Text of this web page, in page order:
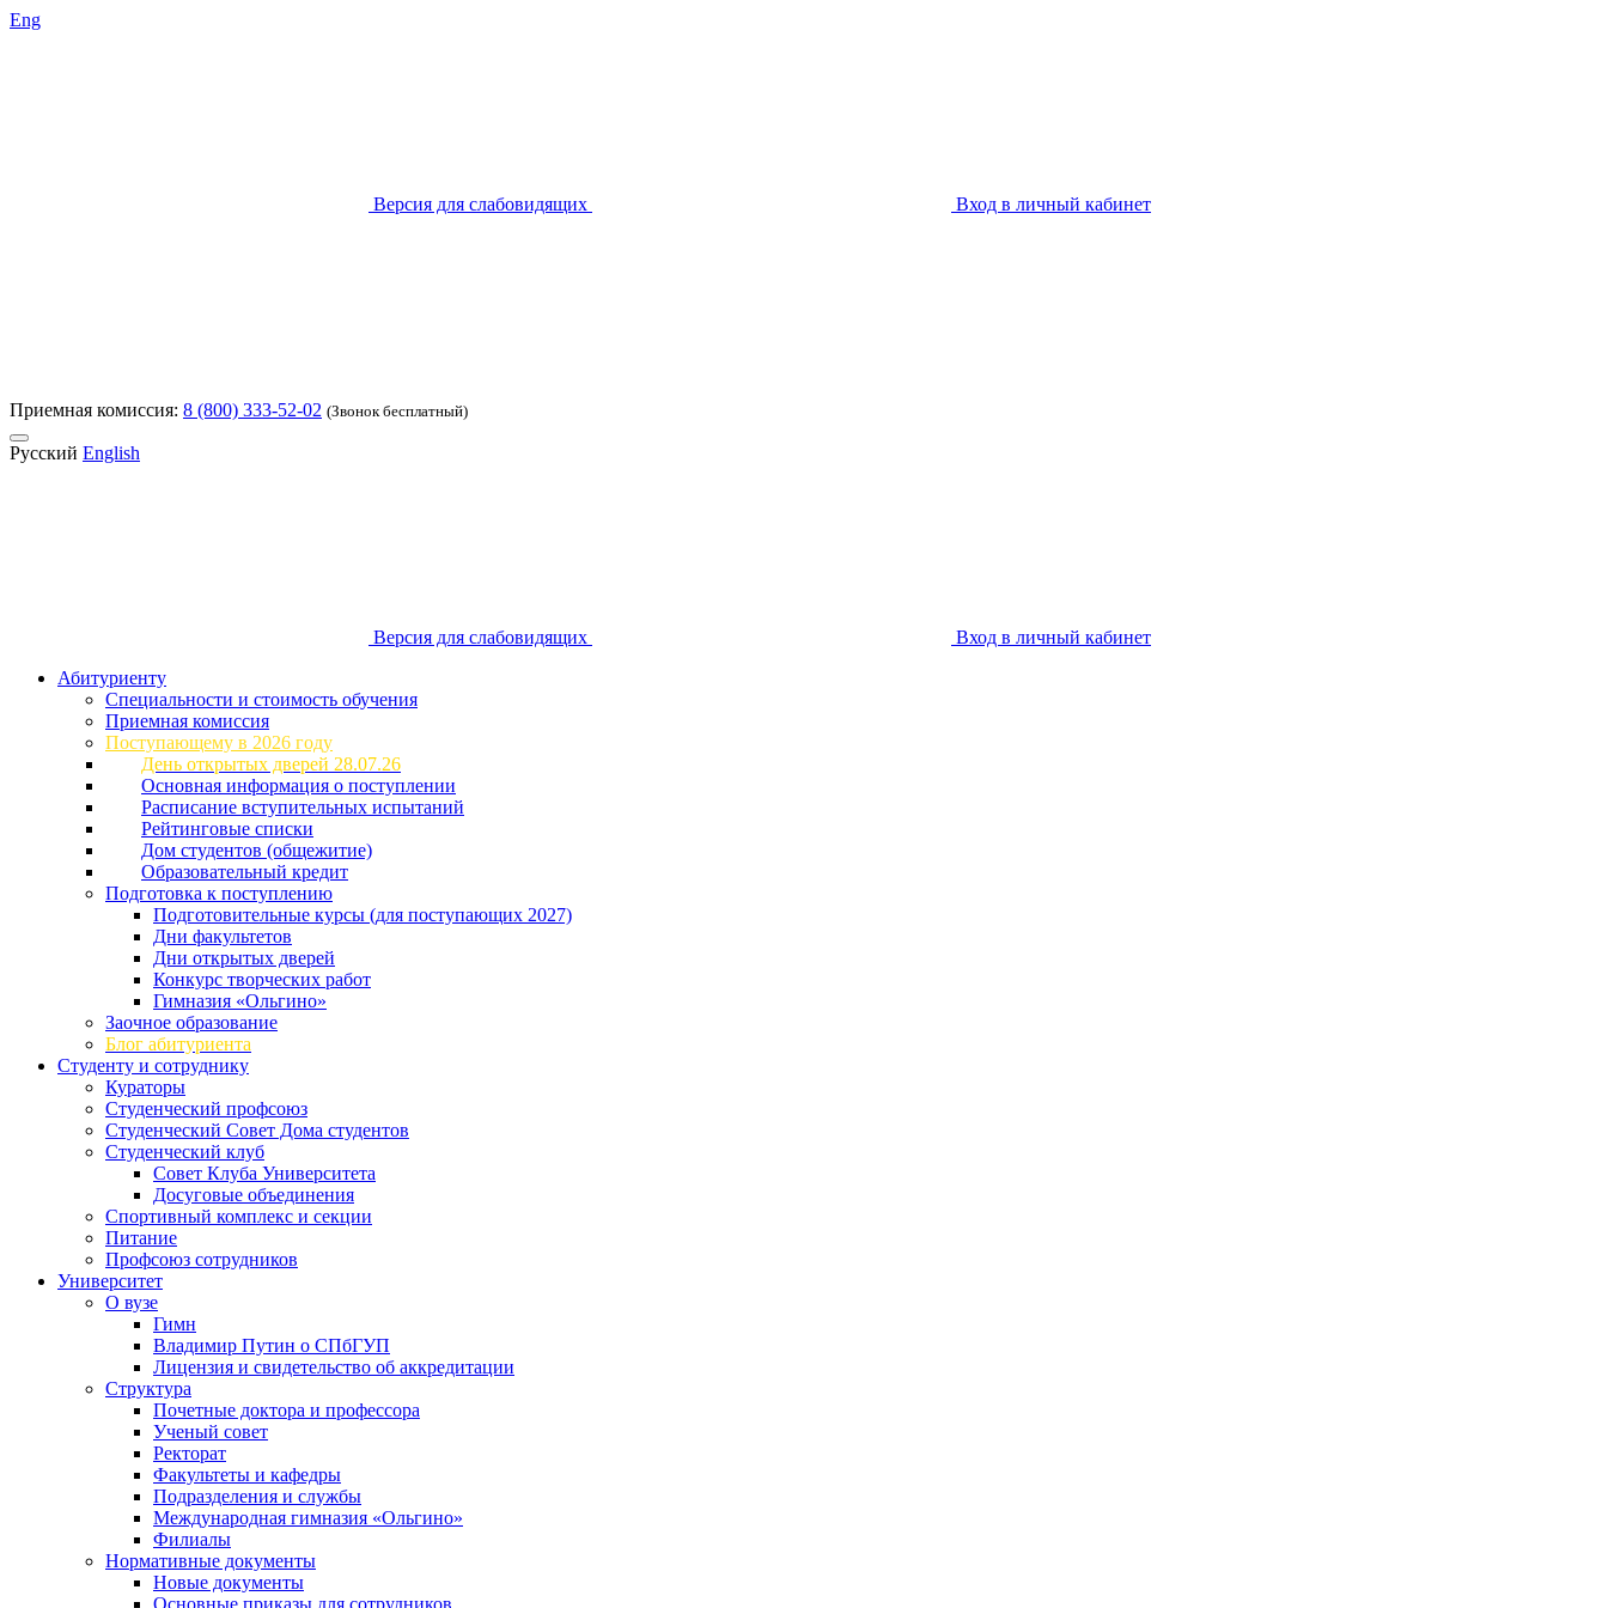
Eng
Версия для слабовидящих Вход в личный кабинет
Приемная комиссия: 8 (800) 333-52-02 (Звонок бесплатный)
Русский English
Версия для слабовидящих
Вход в личный кабинет
Абитуриенту
Специальности и стоимость обучения
Приемная комиссия
Поступающему в 2026 году
День открытых дверей 28.07.26
Основная информация о поступлении
Расписание вступительных испытаний
Рейтинговые списки
Дом студентов (общежитие)
Образовательный кредит
Подготовка к поступлению
Подготовительные курсы (для поступающих 2027)
Дни факультетов
Дни открытых дверей
Конкурс творческих работ
Гимназия «Ольгино»
Заочное образование
Блог абитуриента
Студенту и сотруднику
Кураторы
Студенческий профсоюз
Студенческий Совет Дома студентов
Студенческий клуб
Совет Клуба Университета
Досуговые объединения
Спортивный комплекс и секции
Питание
Профсоюз сотрудников
Университет
О вузе
Гимн
Владимир Путин о СПбГУП
Лицензия и свидетельство об аккредитации
Структура
Почетные доктора и профессора
Ученый совет
Ректорат
Факультеты и кафедры
Подразделения и службы
Международная гимназия «Ольгино»
Филиалы
Нормативные документы
Новые документы
Основные приказы для сотрудников